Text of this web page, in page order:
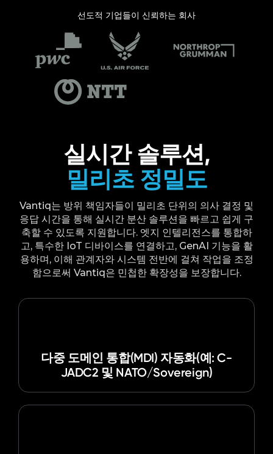
선도적 기업들이 신뢰하는 회사
실시간 솔루션,
밀리초 정밀도
Vantiq는 방위 책임자들이 밀리초 단위의 의사 결정 및
응답 시간을 통해 실시간 분산 솔루션을 빠르고 쉽게 구
축할 수 있도록 지원합니다. 엣지 인텔리전스를 통합하
고, 특수한 IoT 디바이스를 연결하고, GenAI 기능을 활
용하며, 이해 관계자와 시스템 전반에 걸쳐 작업을 조정
함으로써 Vantiq은 민첩한 확장성을 보장합니다.
다중 도메인 통합(MDI) 자동화(예: C-
JADC2 및 NATO/Sovereign)